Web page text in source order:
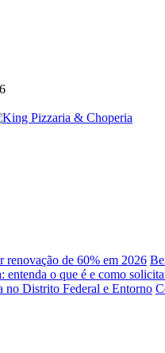
renovação de 60% em 2026
entenda o que é e como
no Distrito Federal e Entorno